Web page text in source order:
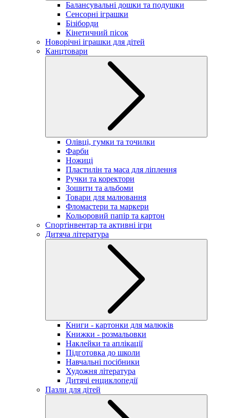
Балансувальні дошки та подушки
Сенсорні іграшки
Бізіборди
Кінетичний пісок
Новорічні іграшки для дітей
Канцтовари
Олівці, гумки та точилки
Фарби
Ножиці
Пластилін та маса для ліплення
Ручки та коректори
Зошити та альбоми
Товари для малювання
Фломастери та маркери
Кольоровий папір та картон
Спортінвентар та активні ігри
Дитяча література
Книги - картонки для малюків
Книжки - розмальовки
Наклейки та аплікації
Підготовка до школи
Навчальні посібники
Художня література
Дитячі енциклопедії
Пазли для дітей